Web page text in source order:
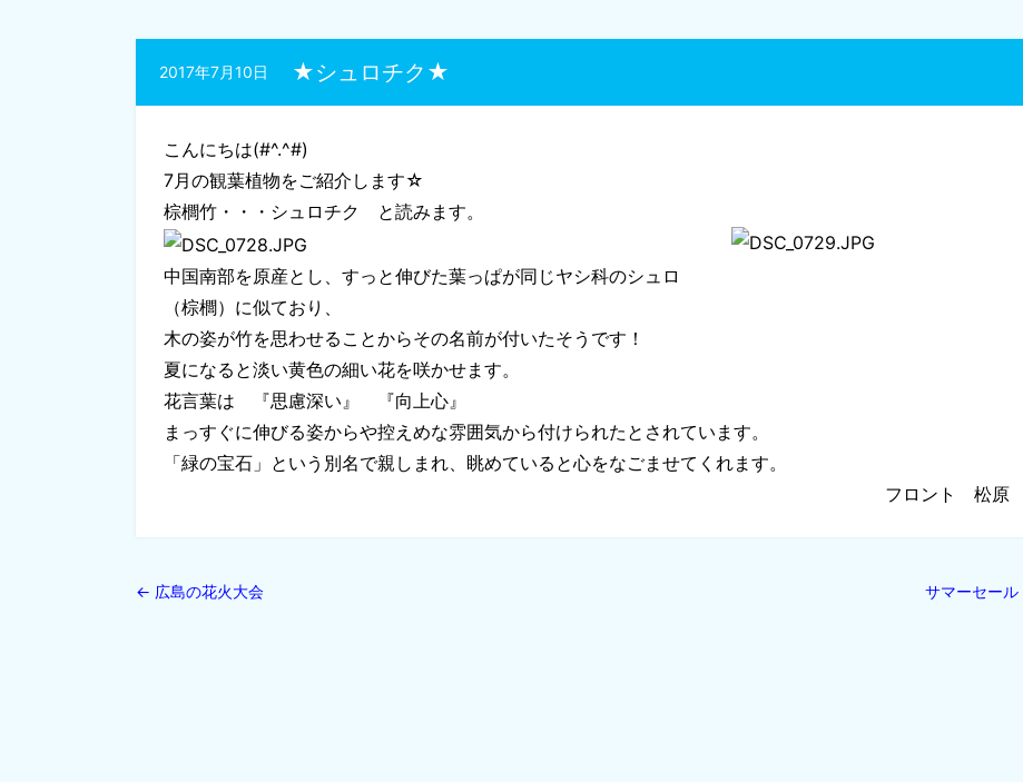
★シュロチク★
2017年7月10日
こんにちは(#^.^#)
7月の観葉植物をご紹介します☆
棕櫚竹・・・シュロチク と読みます。
中国南部を原産とし、すっと伸びた葉っぱが同じヤシ科のシュロ
（棕櫚）に似ており、
木の姿が竹を思わせることからその名前が付いたそうです！
夏になると淡い黄色の細い花を咲かせます。
花言葉は 『思慮深い』 『向上心』
まっすぐに伸びる姿からや控えめな雰囲気から付けられたとされています。
「緑の宝石」という別名で親しまれ、眺めていると心をなごませてくれます。
フロント 松原
← 広島の花火大会 サマーセール